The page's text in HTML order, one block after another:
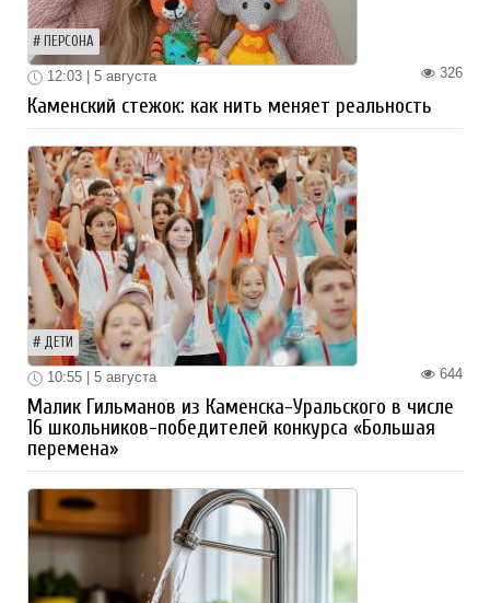
ПЕРСОНА
326
12:03 | 5 августа
Каменский стежок: как нить меняет реальность
ДЕТИ
644
10:55 | 5 августа
Малик Гильманов из Каменска-Уральского в числе
16 школьников-победителей конкурса «Большая
перемена»